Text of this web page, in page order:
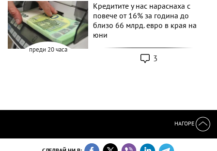
преди 20 часа
Кредитите у нас нараснаха с
повече от 16% за година до
близо 66 млрд. евро в края на
юни
3
НАГОРЕ